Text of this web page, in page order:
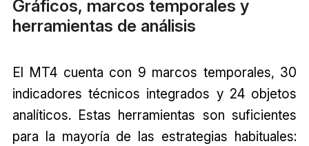
Gráficos, marcos temporales y
herramientas de análisis
El MT4 cuenta con 9 marcos temporales, 30
indicadores técnicos integrados y 24 objetos
analíticos. Estas herramientas son suficientes
para la mayoría de las estrategias habituales: